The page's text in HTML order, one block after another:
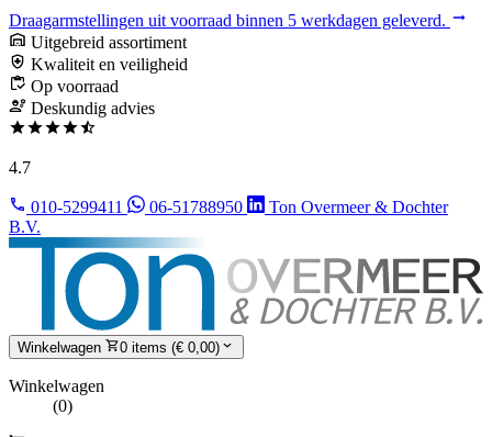
Draagarmstellingen uit voorraad binnen 5 werkdagen geleverd.
Uitgebreid assortiment
Kwaliteit en veiligheid
Op voorraad
Deskundig advies
4.7
010-5299411 06-51788950
Ton Overmeer & Dochter
B.V.
Winkelwagen 0 items (€ 0,00)
Winkelwagen
(0)